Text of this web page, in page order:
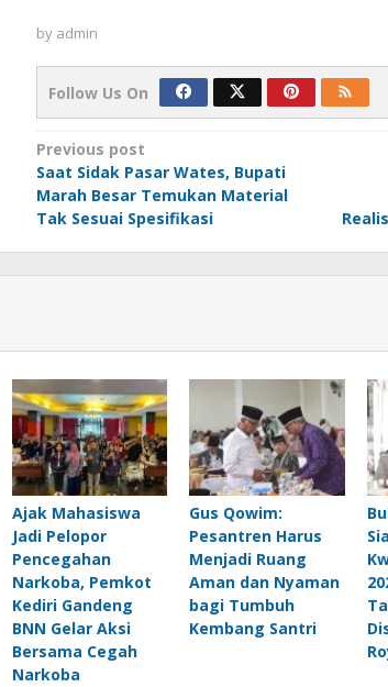
by admin
Follow Us On
Post
navigation
Previous post
Saat Sidak Pasar Wates, Bupati
Marah Besar Temukan Material
Tak Sesuai Spesifikasi
Ajak Mahasiswa
Jadi Pelopor
Pencegahan
Narkoba, Pemkot
Kediri Gandeng
BNN Gelar Aksi
Bersama Cegah
Narkoba
Gus Qowim:
Pesantren Harus
Menjadi Ruang
Aman dan Nyaman
bagi Tumbuh
Kembang Santri